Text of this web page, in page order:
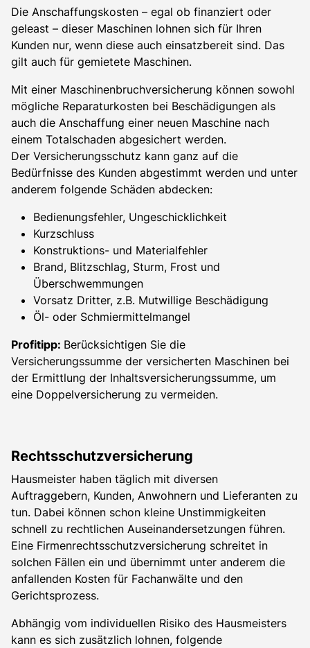
Die Anschaffungskosten – egal ob finanziert oder
geleast – dieser Maschinen lohnen sich für Ihren
Kunden nur, wenn diese auch einsatzbereit sind. Das
gilt auch für gemietete Maschinen.
Mit einer Maschinenbruchversicherung können sowohl
mögliche Reparaturkosten bei Beschädigungen als
auch die Anschaffung einer neuen Maschine nach
einem Totalschaden abgesichert werden.
Der Versicherungsschutz kann ganz auf die
Bedürfnisse des Kunden abgestimmt werden und unter
anderem folgende Schäden abdecken:
Bedienungsfehler, Ungeschicklichkeit
Kurzschluss
Konstruktions- und Materialfehler
Brand, Blitzschlag, Sturm, Frost und
Überschwemmungen
Vorsatz Dritter, z.B. Mutwillige Beschädigung
Öl- oder Schmiermittelmangel
Profitipp: Berücksichtigen Sie die
Versicherungssumme der versicherten Maschinen bei
der Ermittlung der Inhaltsversicherungssumme, um
eine Doppelversicherung zu vermeiden.
Rechtsschutzversicherung
Hausmeister haben täglich mit diversen
Auftraggebern, Kunden, Anwohnern und Lieferanten zu
tun. Dabei können schon kleine Unstimmigkeiten
schnell zu rechtlichen Auseinandersetzungen führen.
Eine Firmenrechtsschutzversicherung schreitet in
solchen Fällen ein und übernimmt unter anderem die
anfallenden Kosten für Fachanwälte und den
Gerichtsprozess.
Abhängig vom individuellen Risiko des Hausmeisters
kann es sich zusätzlich lohnen, folgende